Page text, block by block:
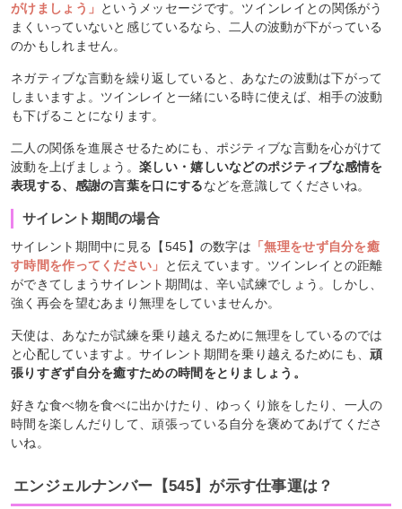
がけましょう」 というメッセージです。ツインレイとの関係がう
まくいっていないと感じているなら、二人の波動が下がっている
のかもしれません。
ネガティブな言動を繰り返していると、あなたの波動は下がって
しまいますよ。ツインレイと一緒にいる時に使えば、相手の波動
も下げることになります。
二人の関係を進展させるためにも、ポジティブな言動を心がけて
波動を上げましょう。 楽しい・嬉しいなどのポジティブな感情を
表現する、感謝の言葉を口にするなどを意識してくださいね。
サイレント期間の場合
サイレント期間中に見る【545】の数字は 「無理をせず自分を癒
す時間を作ってください」
と伝えています。ツインレイとの距離
ができてしまうサイレント期間は、辛い試練でしょう。しかし、
強く再会を望むあまり無理をしていませんか。
天使は、あなたが試練を乗り越えるために無理をしているのでは
と心配していますよ。サイレント期間を乗り越えるためにも、頑
張りすぎず自分を癒すための時間をとりましょう。
好きな食べ物を食べに出かけたり、ゆっくり旅をしたり、一人の
時間を楽しんだりして、頑張っている自分を褒めてあげてくださ
いね。
エンジェルナンバー【545】が示す仕事運は？